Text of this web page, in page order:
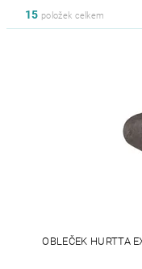
15 položek celkem
OBLEČEK HURTTA